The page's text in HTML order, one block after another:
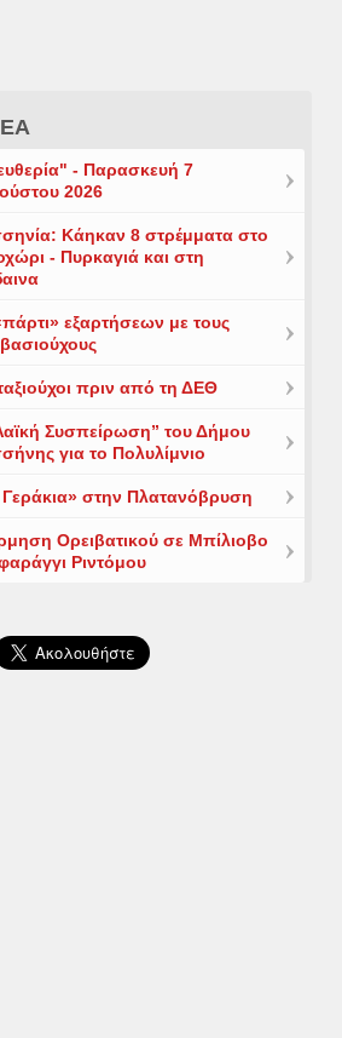
- Παρασκευή 7
2026
Κάηκαν 8 στρέμματα στο
- Πυρκαγιά και στη
εξαρτήσεων με τους
πριν από τη ΔΕΘ
Συσπείρωση” του Δήμου
για το Πολυλίμνιο
στην Πλατανόβρυση
Ορειβατικού σε Μπίλιοβο
Ριντόμου